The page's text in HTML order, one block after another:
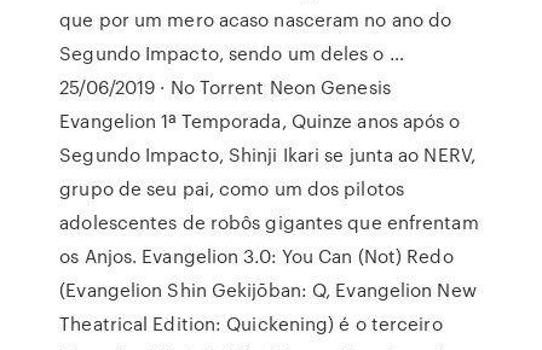
que por um mero acaso nasceram no ano do
Segundo Impacto, sendo um deles o …
25/06/2019 · No Torrent Neon Genesis
Evangelion 1ª Temporada, Quinze anos após o
Segundo Impacto, Shinji Ikari se junta ao NERV,
grupo de seu pai, como um dos pilotos
adolescentes de robôs gigantes que enfrentam
os Anjos. Evangelion 3.0: You Can (Not) Redo
(Evangelion Shin Gekijōban: Q, Evangelion New
Theatrical Edition: Quickening) é o terceiro